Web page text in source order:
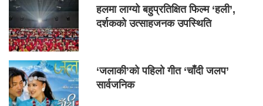
हलमा लाग्यो बहुप्रतिक्षित फिल्म ‘हली’,
दर्शकको उत्साहजनक उपस्थिति
‘जलाकी’को पहिलो गीत ‘चाँदी जलप’
सार्वजनिक